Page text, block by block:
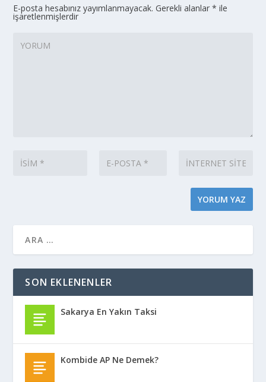
E-posta hesabınız yayımlanmayacak. Gerekli alanlar* ile
işaretlenmişlerdir
SON EKLENENLER
Sakarya En Yakın Taksi
Kombide AP Ne Demek?